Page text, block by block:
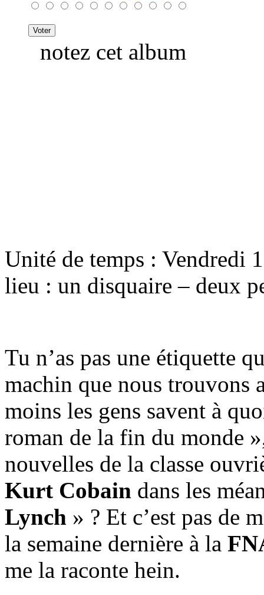
notez cet album
Unité de temps : Vendredi
lieu : un disquaire – deux
Tu n’as pas une étiquette
machin que nous trouvons
moins les gens savent à
roman de la fin du monde
nouvelles de la classe
Kurt Cobain dans les
Lynch » ? Et c’est pas de
la semaine dernière à la
me la raconte hein.